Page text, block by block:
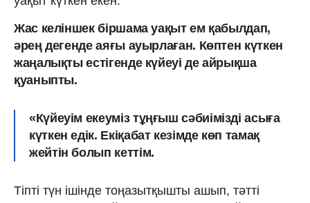
Жас келіншек біршама уақыт ем қабылдап,
әрең дегенде аяғы ауырлаған. Көптен күткен
жаңалықты естігенде күйеуі де айрықша
қуаныпты.
«Күйеуім екеуміз тұңғыш сәбиімізді асыға
күткен едік. Екіқабат кезімде көп тамақ
жейтін болып кеттім.
Тіпті түн ішінде тоңазытқышты ашып, тәтті